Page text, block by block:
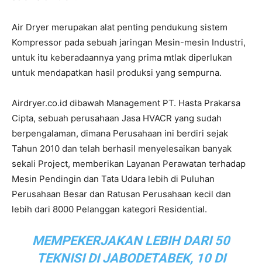
Air Dryer merupakan alat penting pendukung sistem
Kompressor pada sebuah jaringan Mesin-mesin Industri,
untuk itu keberadaannya yang prima mtlak diperlukan
untuk mendapatkan hasil produksi yang sempurna.
Airdryer.co.id dibawah Management PT. Hasta Prakarsa
Cipta, sebuah perusahaan Jasa HVACR yang sudah
berpengalaman, dimana Perusahaan ini berdiri sejak
Tahun 2010 dan telah berhasil menyelesaikan banyak
sekali Project, memberikan Layanan Perawatan terhadap
Mesin Pendingin dan Tata Udara lebih di Puluhan
Perusahaan Besar dan Ratusan Perusahaan kecil dan
lebih dari 8000 Pelanggan kategori Residential.
MEMPEKERJAKAN LEBIH DARI 50
TEKNISI DI JABODETABEK, 10 DI